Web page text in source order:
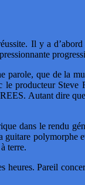
Il y a
parole, que de la
producteur Steve
Autant dire que
dans le rendu
guitare polymorphe
terre.
heures. Pareil